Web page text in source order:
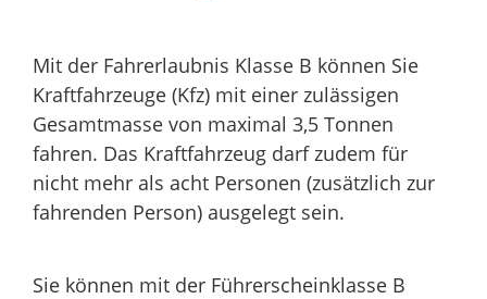
Mit der Fahrerlaubnis Klasse B können Sie
Kraftfahrzeuge (Kfz) mit einer zulässigen
Gesamtmasse von maximal 3,5 Tonnen
fahren. Das Kraftfahrzeug darf zudem für
nicht mehr als acht Personen (zusätzlich zur
fahrenden Person) ausgelegt sein.
Sie können mit der Führerscheinklasse B